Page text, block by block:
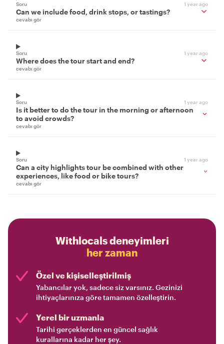
Soru 1 year ago
Can we include food, drink stops, or tastings?
cevabı gör
Soru 1 year ago
Where does the tour start and end?
cevabı gör
Soru 1 year ago
Is it better to do the tour in the morning or afternoon
to avoid crowds?
cevabı gör
Soru 1 year ago
Can a city highlights tour be combined with other
experiences, like food or bike tours?
cevabı gör
Withlocals deneyimleri
her zaman
Özel ve kişiselleştirilmiş
Yabancılar yok, sadece siz varsınız. Gezinizi
ihtiyaçlarınıza göre tamamen özelleştirin.
Yerel bir uzmanla
Tarihi gerçeklerden en güncel sağlık
kurallarına kadar her şey.